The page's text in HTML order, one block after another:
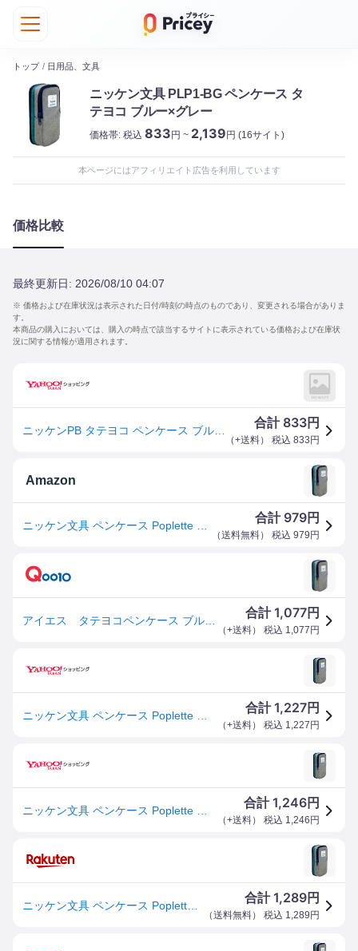
トップ / 日用品、文具
ニッケン文具 PLP1-BG ペンケース タ
テヨコ ブルー×グレー
価格帯: 税込 833円 ~ 2,139円 (16サイト)
本ページにはアフィリエイト広告を利用しています
価格比較
最終更新日: 2026/08/10 04:07
※ 価格および在庫状況は表示された日付/時刻の時点のものであり、変更される場合がありま
す。
本商品の購入においては、購入の時点で該当するサイトに表示されている価格および在庫状
況に関する情報が適用されます。
合計 833円
（+送料） 税込 833 円
Amazon
合計 979円
（送料無料） 税込 979 円
合計1,077円
（+送料） 税込 1,077 円
合計1,227円
（+送料） 税込 1,227 円
合計1,246円
（+送料） 税込 1,246 円
合計1,289円
（送料無料） 税込 1,289 円